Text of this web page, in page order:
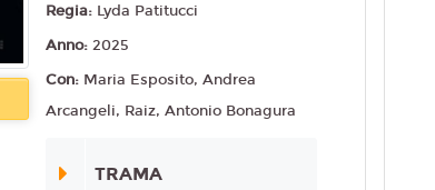
Regia: Lyda Patitucci
Anno:2025
Con: Maria Esposito, Andrea
Arcangeli, Raiz, Antonio Bonagura
TRAMA